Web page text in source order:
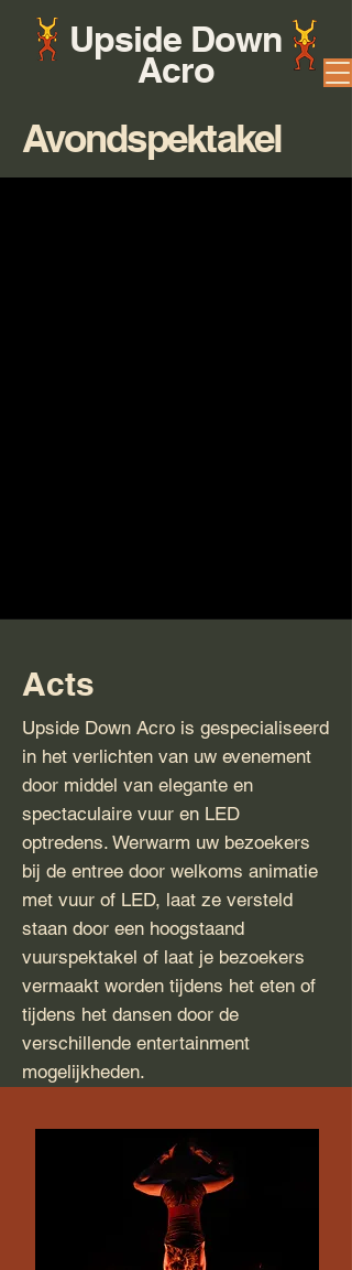
Upside Down
Acro
Avondspektakel
Acts
Upside Down Acro is gespecialiseerd
in het verlichten van uw evenement
door middel van elegante en
spectaculaire vuur en LED
optredens. Werwarm uw bezoekers
bij de entree door welkoms animatie
met vuur of LED, laat ze versteld
staan door een hoogstaand
vuurspektakel of laat je bezoekers
vermaakt worden tijdens het eten of
tijdens het dansen door de
verschillende entertainment
mogelijkheden.